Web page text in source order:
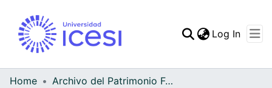
Log In
Home
Archivo del Patrimonio Fotográfico y Fílmico del Valle del Cauca